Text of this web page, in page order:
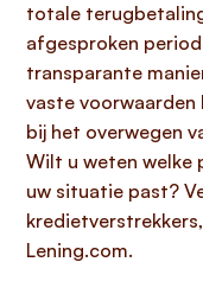
totale
afgesproken
transparante
vaste voorwaarden
bij het overwegen
Wilt u weten welke
uw situatie past?
Lening.com.